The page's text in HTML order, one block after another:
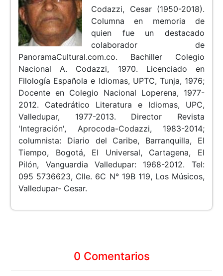
Codazzi, Cesar (1950-2018).
Columna en memoria de
quien fue un destacado
colaborador de
PanoramaCultural.com.co. Bachiller Colegio
Nacional A. Codazzi, 1970. Licenciado en
Filología Española e Idiomas, UPTC, Tunja, 1976;
Docente en Colegio Nacional Loperena, 1977-
2012. Catedrático Literatura e Idiomas, UPC,
Valledupar, 1977-2013. Director Revista
'Integración', Aprocoda-Codazzi, 1983-2014;
columnista: Diario del Caribe, Barranquilla, El
Tiempo, Bogotá, El Universal, Cartagena, El
Pilón, Vanguardia Valledupar: 1968-2012. Tel:
095 5736623, Clle. 6C N° 19B 119, Los Músicos,
Valledupar- Cesar.
0 Comentarios